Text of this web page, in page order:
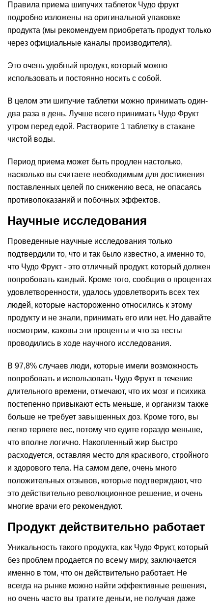
Правила приема шипучих таблеток Чудо фрукт
подробно изложены на оригинальной упаковке
продукта (мы рекомендуем приобретать продукт только
через официальные каналы производителя).
Это очень удобный продукт, который можно
использовать и постоянно носить с собой.
В целом эти шипучие таблетки можно принимать один-
два раза в день. Лучше всего принимать Чудо Фрукт
утром перед едой. Растворите 1 таблетку в стакане
чистой воды.
Период приема может быть продлен настолько,
насколько вы считаете необходимым для достижения
поставленных целей по снижению веса, не опасаясь
противопоказаний и побочных эффектов.
Научные исследования
Проведенные научные исследования только
подтвердили то, что и так было известно, а именно то,
что Чудо Фрукт - это отличный продукт, который должен
попробовать каждый. Кроме того, сообщив о процентах
удовлетворенности, удалось удовлетворить всех тех
людей, которые настороженно относились к этому
продукту и не знали, принимать его или нет. Но давайте
посмотрим, каковы эти проценты и что за тесты
проводились в ходе научного исследования.
В 97,8% случаев люди, которые имели возможность
попробовать и использовать Чудо Фрукт в течение
длительного времени, отмечают, что их мозг и психика
постепенно привыкают есть меньше, и организм также
больше не требует завышенных доз. Кроме того, вы
легко теряете вес, потому что едите гораздо меньше,
что вполне логично. Накопленный жир быстро
расходуется, оставляя место для красивого, стройного
и здорового тела. На самом деле, очень много
положительных отзывов, которые подтверждают, что
это действительно революционное решение, и очень
многие врачи его рекомендуют.
Продукт действительно работает
Уникальность такого продукта, как Чудо Фрукт, который
без проблем продается по всему миру, заключается
именно в том, что он действительно работает. Не
всегда на рынке можно найти эффективные решения,
но очень часто вы тратите деньги, не получая даже